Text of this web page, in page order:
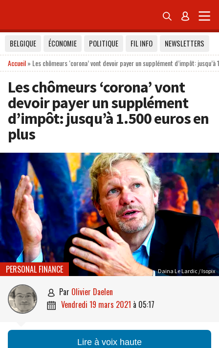
 
BELGIQUE ÉCONOMIE POLITIQUE FIL INFO
NEWSLETTERS
Accueil» Les chômeurs ‘corona’ vont devoir payer un supplément d’impôt:
Les chômeurs ‘corona’ vont
devoir payer un supplément
d’impôt: jusqu’à 1.500 euros en
plus
Daina Le Lardic / Isopix
PERSONAL FINANCE
 par Olivier Daelen
 vendredi 19 mars 2021 à 05:17
Lire à voix haute